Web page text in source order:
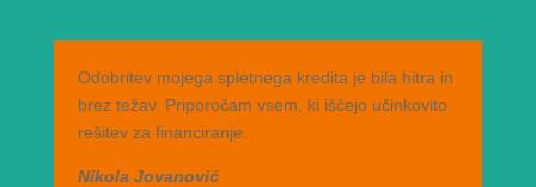
Odobritev mojega spletnega kredita je bila hitra in
brez težav. Priporočam vsem, ki iščejo učinkovito
rešitev za financiranje.
Nikola Jovanović